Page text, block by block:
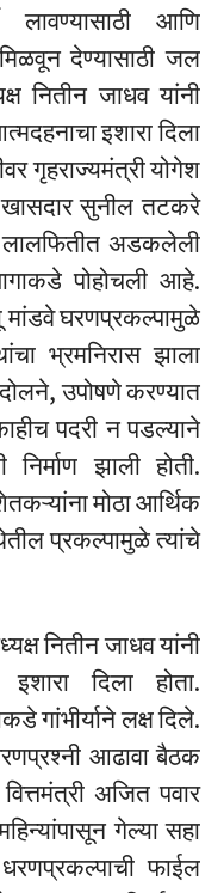
आणि
देण्यासाठी जल
नितीन जाधव यांनी
इशारा दिला
गृहराज्यमंत्री योगेश
खासदार सुनील तटकरे
अडकलेली
पोहोचली आहे.
मांडवे घरणप्रकल्पामुळे
भ्रमनिरास झाला
उपोषणे करण्यात
पदरी न पडल्याने
निर्माण झाली होती.
मोठा आर्थिक
प्रकल्पामुळे त्यांचे
नितीन जाधव यांनी
दिला होता.
गांभीर्याने लक्ष दिले.
आढावा बैठक
अजित पवार
गेल्या सहा
फाईल